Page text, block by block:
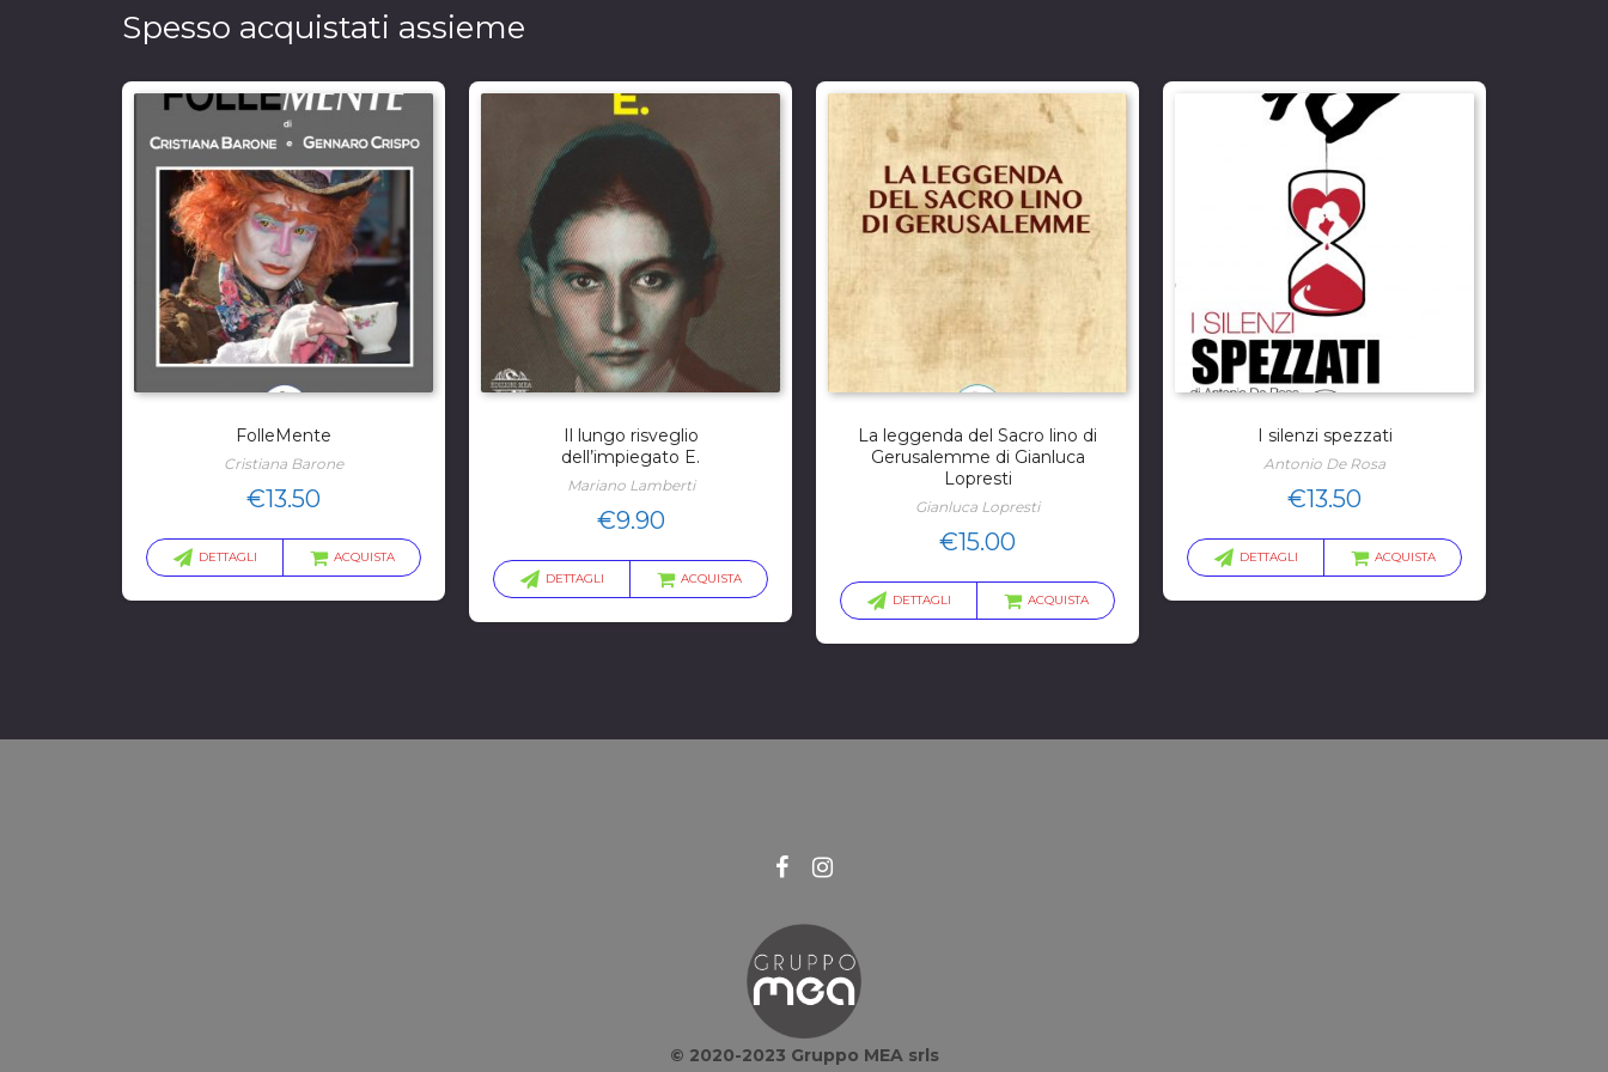
Spesso acquistati assieme
FolleMente
Cristiana Barone
€13.50
DETTAGLI ACQUISTA
Il lungo risveglio
dell’impiegato E.
Mariano Lamberti
€9.90
DETTAGLI ACQUISTA
La leggenda del Sacro lino di
Gerusalemme di Gianluca
Lopresti
Gianluca Lopresti
€15.00
DETTAGLI ACQUISTA
I silenzi spezzati
Antonio De Rosa
€13.50
DETTAGLI ACQUISTA
© 2020-2023 Gruppo MEA srls